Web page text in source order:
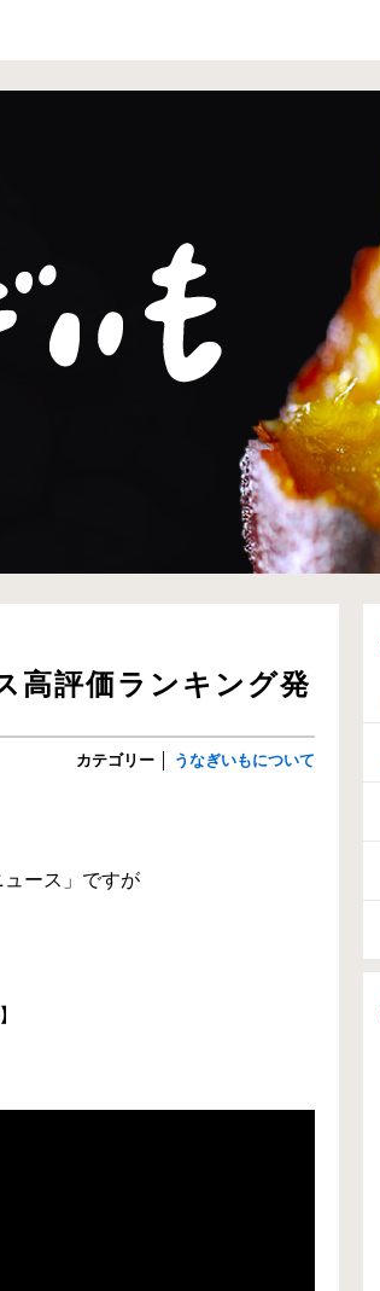
高評価ランキング発
カテゴリー うなぎいもについて
ース」ですが